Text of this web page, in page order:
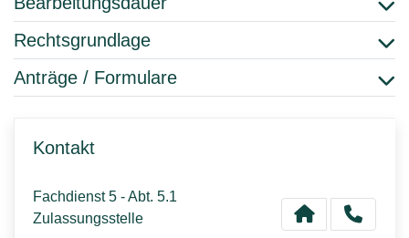
Rechtsgrundlage
Anträge / Formulare
Kontakt
Fachdienst 5 - Abt. 5.1
Zulassungsstelle